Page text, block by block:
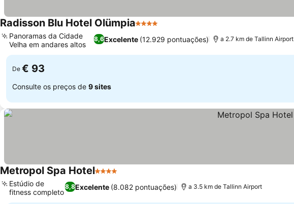
Radisson Blu Hotel Olümpia4 Estrelas
8,6Excelente (12.929 pontuações)
Panoramas da Cidade
Velha em andares altos
a 2.7 km de Tallinn Airport
De € 93
Consulte os preços de 9 sites
Metropol Spa Hotel4 Estrelas
8,8Excelente (8.082 pontuações)
Estúdio de
fitness completo
a 3.5 km de Tallinn Airport